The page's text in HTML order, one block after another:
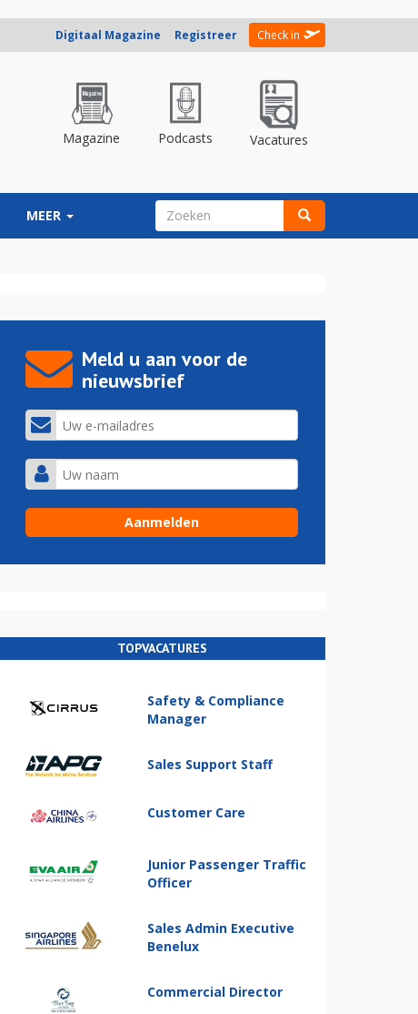
Digitaal Magazine Registreer Check in
Magazine Podcasts Vacatures
MEER ZOEKVELD
Meld u aan voor de
nieuwsbrief
TOPVACATURES
Safety & Compliance
Manager
Sales Support Staff
Customer Care
Junior Passenger Traffic
Officer
Sales Admin Executive
Benelux
Commercial Director